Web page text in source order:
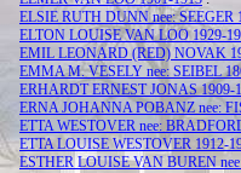
ELSIE RUTH DUNN nee: SEEGER
ELTON LOUISE VAN LOO 1929-
EMIL LEONARD (RED) NOVAK
EMMA M. VESELY nee: SEIBEL
ERHARDT ERNEST JONAS 1909-
ERNA JOHANNA POBANZ nee:
ETTA WESTOVER nee:
ETTA LOUISE WESTOVER 1912-
ESTHER LOUISE VAN BUREN